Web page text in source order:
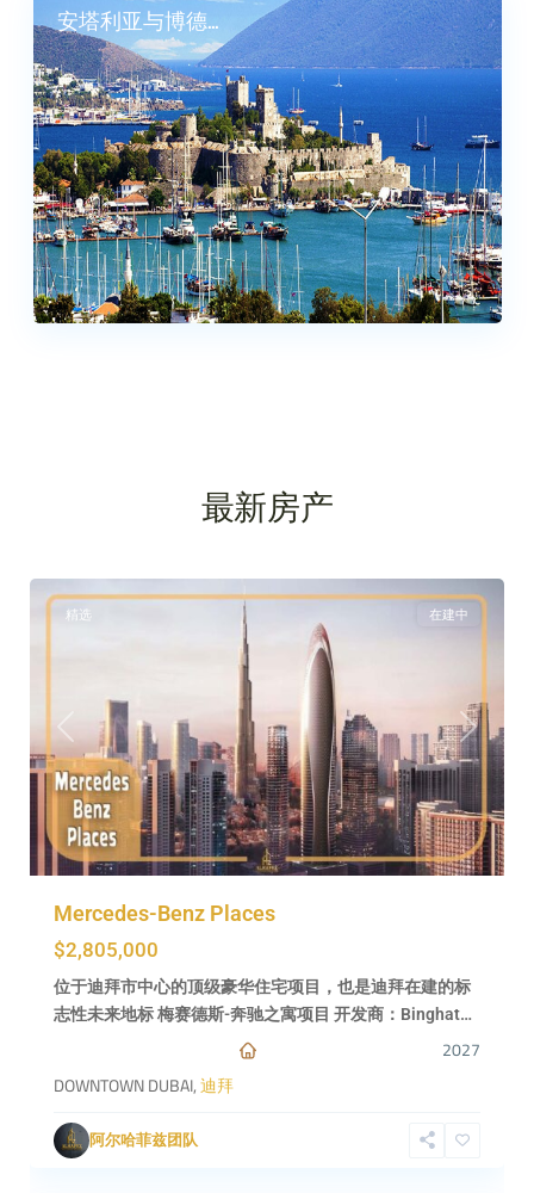
安塔利亚与博德...
最新房产
Previous Next
精选 在建中
Mercedes-Benz Places
$2,805,000
位于迪拜市中心的顶级豪华住宅项目，也是迪拜在建的标
志性未来地标 梅赛德斯-奔驰之寓项目 开发商：Binghat…
2027
DOWNTOWN DUBAI,迪拜
阿尔哈菲兹团队
—
欧
洲
一
斯
坦
布